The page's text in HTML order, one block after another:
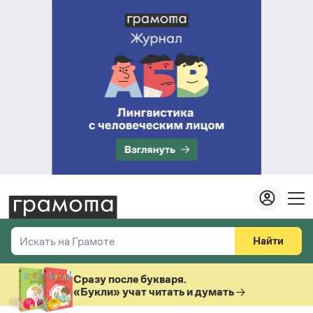
Искать на Грамоте
Справочная служба
Найти
Везде